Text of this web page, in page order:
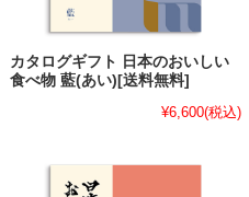
カタログギフト 日本のおいしい
食べ物 藍(あい)[送料無料]
¥6,600(税込)